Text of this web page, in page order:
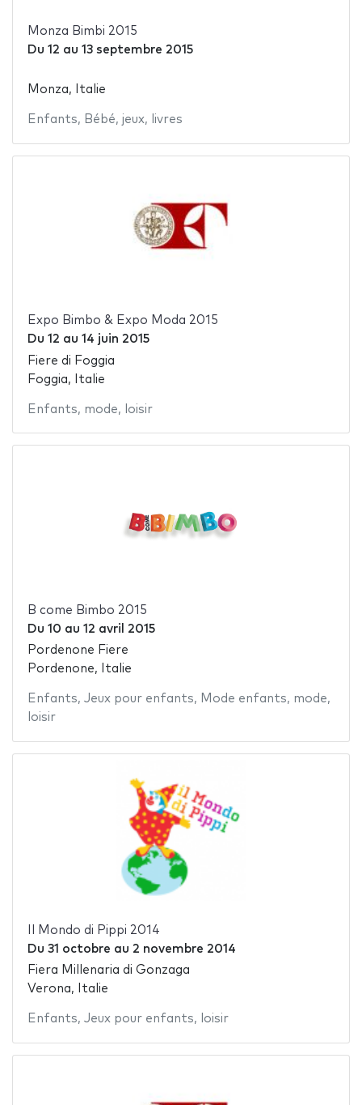
Monza Bimbi 2015
Du 12 au 13 septembre 2015
Monza, Italie
Enfants, Bébé, jeux, livres
Expo Bimbo & Expo Moda 2015
Du 12 au 14 juin 2015
Fiere di Foggia
Foggia, Italie
Enfants, mode, loisir
B come Bimbo 2015
Du 10 au 12 avril 2015
Pordenone Fiere
Pordenone, Italie
Enfants, Jeux pour enfants, Mode enfants, mode,
loisir
Il Mondo di Pippi 2014
Du 31 octobre au 2 novembre 2014
Fiera Millenaria di Gonzaga
Verona, Italie
Enfants, Jeux pour enfants, loisir